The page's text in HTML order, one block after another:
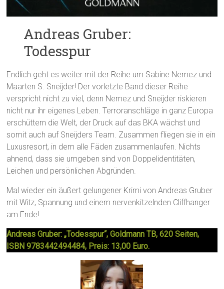
Andreas Gruber:
Todesspur
Endlich geht es weiter mit der Reihe um Sabine Nemez und
Maarten S. Sneijder! Der vorletzte Band dieser Reihe
verspricht nicht zu viel, denn Nemez und Sneijder riskieren
nicht nur ihr eigenes Leben. Terroranschläge in ganz Europa
erschüttern die Welt, der Druck auf das BKA wächst und
somit auch auf Sneijders Team. Zusammen fliegen sie in ein
Luxusresort, in dem alle Fäden zusammenlaufen. Nichts
ahnend, dass sie umgeben sind von Doppelidentitäten,
Leichen und persönlichen Abgründen.
Mal wieder ein äußert gelungener Krimi von Andreas Gruber
mit Witz, Spannung und einem nervenkitzelnden Cliffhanger
am Ende!
Andreas Gruber: „Todesspur“, Goldmann TB, 620 Seiten,
ISBN 9783442494484, Preis: 13,00 Euro.